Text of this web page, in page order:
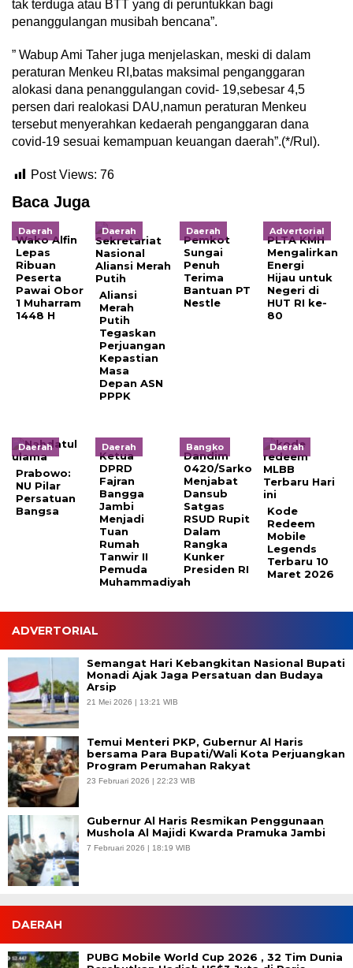
tak terduga atau BTT yang di peruntukkan bagi
penanggulangan musibah bencana”.
” Wabup Ami Taher juga menjelaskan, meski di dalam
peraturan Menkeu RI,batas maksimal penganggaran
alokasi dana penanggulangan covid- 19,sebesar 4,5
persen dari realokasi DAU,namun peraturan Menkeu
tersebut menyerahkan kedaerah penganggaran dana
covid-19 sesuai kemampuan keuangan daerah”.(*/Rul).
Post Views: 76
Baca Juga
Daerah
Wako Alfin
Lepas
Ribuan
Peserta
Pawai Obor
1 Muharram
1448 H
Daerah
Aliansi
Merah
Putih
Tegaskan
Perjuangan
Kepastian
Masa
Depan ASN
PPPK
Daerah
Pemkot
Sungai
Penuh
Terima
Bantuan PT
Nestle
Advertorial
PLTA KMH
Mengalirkan
Energi
Hijau untuk
Negeri di
HUT RI ke-
80
Daerah
Prabowo:
NU Pilar
Persatuan
Bangsa
Daerah
Ketua
DPRD
Fajran
Bangga
Jambi
Menjadi
Tuan
Rumah
Tanwir II
Pemuda
Muhammadiyah
Bangko
Dandim
0420/Sarko
Menjabat
Dansub
Satgas
RSUD Rupit
Dalam
Rangka
Kunker
Presiden RI
Daerah
Kode
Redeem
Mobile
Legends
Terbaru 10
Maret 2026
ADVERTORIAL
Semangat Hari Kebangkitan Nasional Bupati
Monadi Ajak Jaga Persatuan dan Budaya
Arsip
21 Mei 2026 | 13:21 WIB
Temui Menteri PKP, Gubernur Al Haris
bersama Para Bupati/Wali Kota Perjuangkan
Program Perumahan Rakyat
23 Februari 2026 | 22:23 WIB
Gubernur Al Haris Resmikan Penggunaan
Mushola Al Majidi Kwarda Pramuka Jambi
7 Februari 2026 | 18:19 WIB
DAERAH
PUBG Mobile World Cup 2026 , 32 Tim Dunia